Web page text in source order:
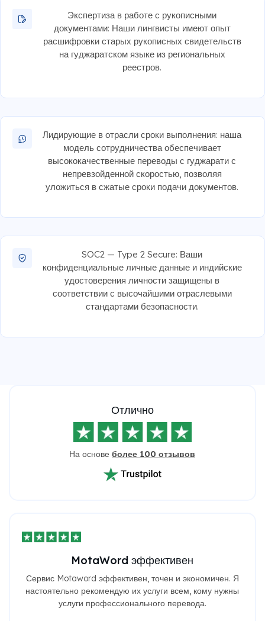
Экспертиза в работе с рукописными
документами: Наши лингвисты имеют опыт
расшифровки старых рукописных свидетельств
на гуджаратском языке из региональных
реестров.
Лидирующие в отрасли сроки выполнения: наша
модель сотрудничества обеспечивает
высококачественные переводы с гуджарати с
непревзойденной скоростью, позволяя
уложиться в сжатые сроки подачи документов.
SOC2 — Type 2 Secure: Ваши
конфиденциальные личные данные и индийские
удостоверения личности защищены в
соответствии с высочайшими отраслевыми
стандартами безопасности.
Отлично
На основе более 100 отзывов
MotaWord эффективен
Сервис Motaword эффективен, точен и экономичен. Я
настоятельно рекомендую их услуги всем, кому нужны
услуги профессионального перевода.